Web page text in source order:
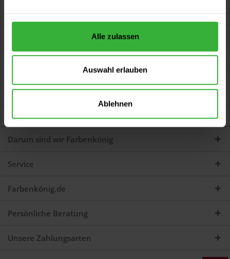
Alle zulassen
Auswahl erlauben
Ablehnen
Rally Felgenspray matt (Felgenschwarz matt) MoTip Rallye
Felgenspray lässt Felgen in...mehr
Kunden kauften auch
Darum sind wir Farbenkönig
Service
Farbenkönig.de
Persönliche Beratung
Unsere Zahlungsarten